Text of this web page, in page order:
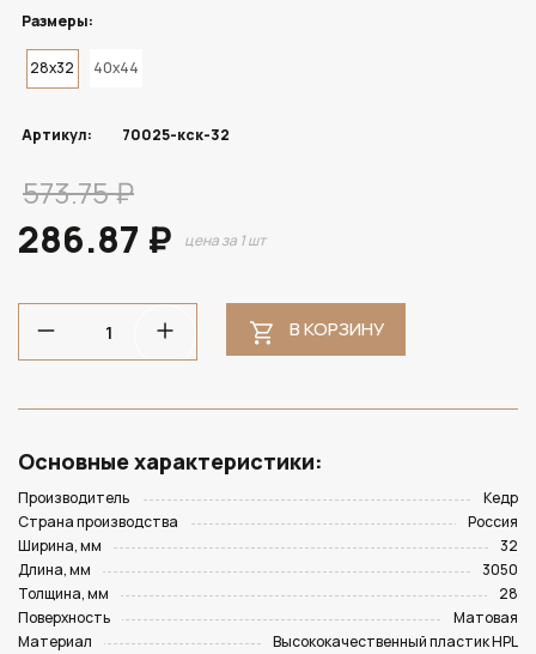
Размеры:
28x32 40x44
Артикул: 70025-кск-32
573.75 ₽
286.87 ₽ цена за 1 шт
В КОРЗИНУ
Основные характеристики:
Производитель
Кедр
Страна производства
Россия
Ширина, мм
32
Длина, мм
3050
Толщина, мм
28
Поверхность
Матовая
Материал
Высококачественный пластик HPL